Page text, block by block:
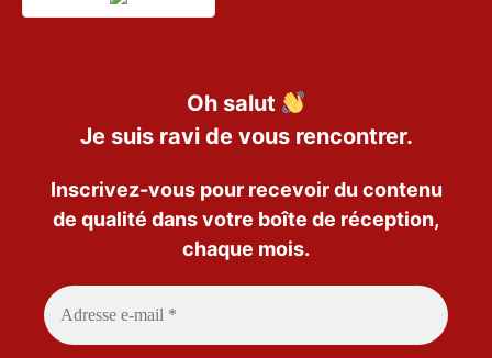
Oh salut
Je suis ravi de vous rencontrer.
Inscrivez-vous pour recevoir du contenu
de qualité dans votre boîte de réception,
chaque mois.